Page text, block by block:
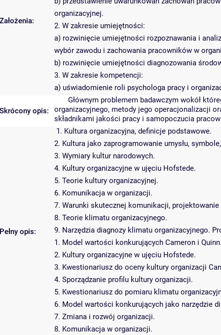
Założenia:
organizacyjnej.
2. W zakresie umiejętności:
a) rozwinięcie umiejętności rozpoznawania i
wybór zawodu i zachowania pracowników w
b) rozwinięcie umiejętności diagnozowania
3. W zakresie kompetencji:
a) uświadomienie roli psychologa pracy i
Skrócony opis:
Głównym problemem badawczym wokół
organizacyjnego, metody jego operacjonalizacji
składnikami jakości pracy i samopoczucia
Pełny opis:
1. Kultura organizacyjna, definicje podstawowe.
2. Kultura jako zaprogramowanie umysłu,
3. Wymiary kultur narodowych.
4. Kultury organizacyjne w ujęciu Hofstede.
5. Teorie kultury organizacyjnej.
6. Komunikacja w organizacji.
7. Warunki skutecznej komunikacji, projektowanie
8. Teorie klimatu organizacyjnego.
9. Narzędzia diagnozy klimatu organizacyjnego.
1. Model wartości konkurujących Cameron i
2. Kultury organizacyjne w ujęciu Hofstede.
3. Kwestionariusz do oceny kultury organizacji
4. Sporządzanie profilu kultury organizacji.
5. Kwestionariusz do pomiaru klimatu
6. Model wartości konkurujących jako narzędzie
7. Zmiana i rozwój organizacji.
8. Komunikacja w organizacji.